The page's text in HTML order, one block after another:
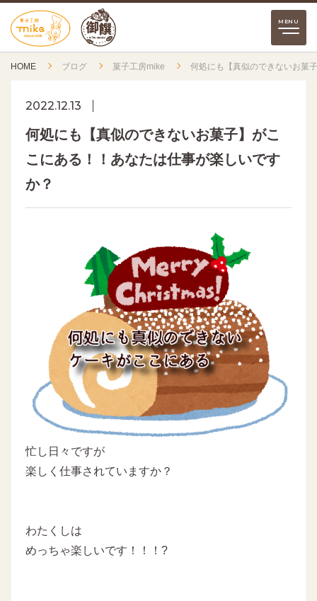
HOME ブログ 菓子工房mike 何処にも【真似のできないお菓
2022.12.13
何処にも【真似のできないお菓子】がこ
こにある！！あなたは仕事が楽しいです
か？
忙し日々ですが
楽しく仕事されていますか？
わたくしは
めっちゃ楽しいです！！！?